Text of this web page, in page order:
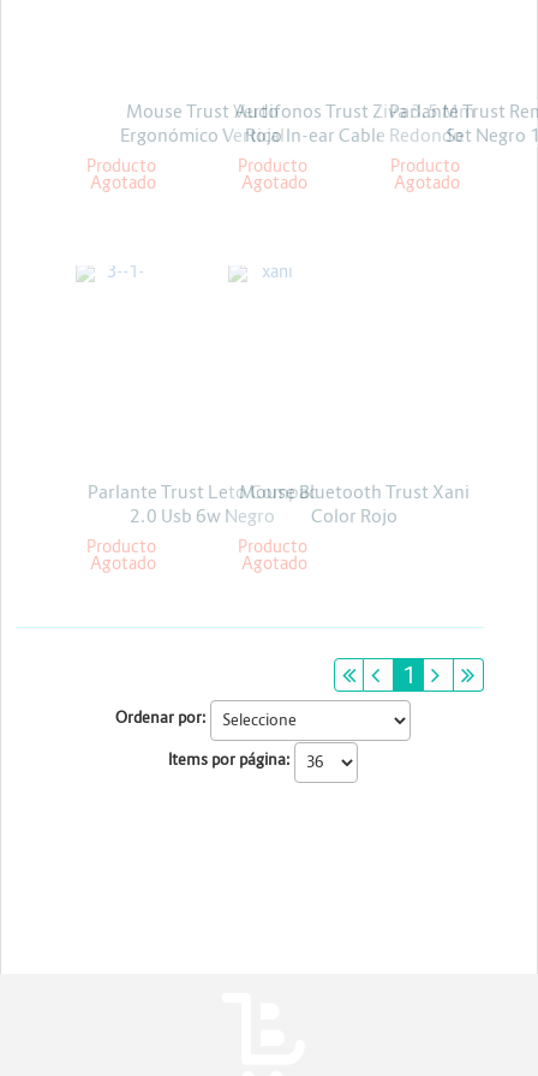
MarcasMouse Trust Verto
Ergonómico Vertical
Inalambrico
Producto
Agotado
Audifonos Trust Ziva 3.5 Mm
Rojo In-ear Cable Redondo
Producto
Agotado
Parlante Trust
Set Negro
Producto
Agotado
Parlante Trust Leto Compac
2.0 Usb 6w Negro
TRUST
Producto
Agotado
Mouse Bluetooth Trust Xani
Color Rojo
TRUST
Producto
Agotado
primeiro
anterior
1 próximo
Ordenar por:
Items por página: